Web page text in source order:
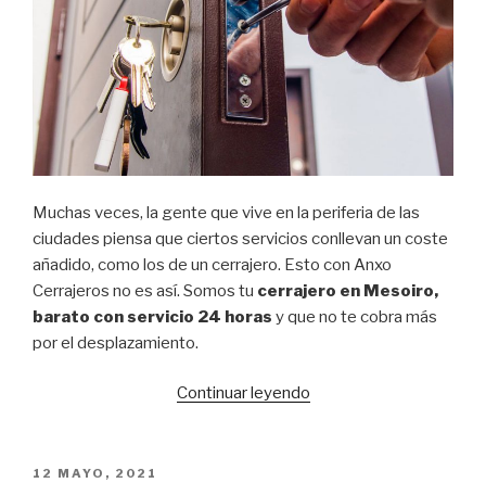
Muchas veces, la gente que vive en la periferia de las
ciudades piensa que ciertos servicios conllevan un coste
añadido, como los de un cerrajero. Esto con Anxo
Cerrajeros no es así. Somos tu cerrajero en Mesoiro,
barato con servicio 24 horas y que no te cobra más
por el desplazamiento.
Continuar leyendo
PUBLICADO
12 MAYO, 2021